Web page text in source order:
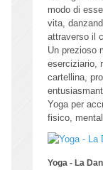
modo di
vita,
attraverso il
Un prezioso
eserciziario,
cartellina,
Yoga per
fisico,
Yoga - La